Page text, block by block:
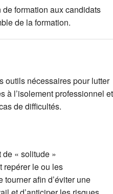
de formation aux candidats
de la formation.
outils nécessaires pour lutter
à l’isolement professionnel et
de difficultés.
de « solitude »
repérer le ou les
afin d’éviter une